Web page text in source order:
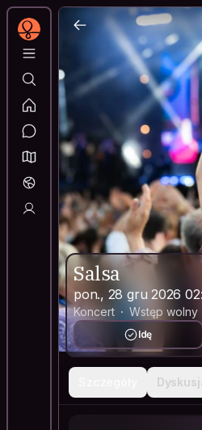
Salsa
pon., 28 gru 2026
Koncert Wstęp wolny
Idę